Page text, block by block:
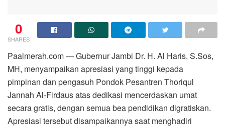
0
SHARES
Paalmerah.com — Gubernur Jambi Dr. H. Al Haris, S.Sos,
MH, menyampaikan apresiasi yang tinggi kepada
pimpinan dan pengasuh Pondok Pesantren Thoriqul
Jannah Al-Firdaus atas dedikasi mencerdaskan umat
secara gratis, dengan semua bea pendidikan digratiskan.
Apresiasi tersebut disampaikannya saat menghadiri